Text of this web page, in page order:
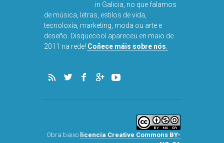
in Galicia, no que falamos
de música, letras, estilos de vida,
tecnoloxía, marketing, moda ou arte e
deseño. Disquecool apareceu en maio de
2011 na rede! Coñece máis sobre nós
Obra baixo licencia Creative Commons BY-